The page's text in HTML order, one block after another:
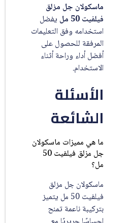
ماسكولان جل مزلق
يفضل
استخدامه وفق التعليمات
المرفقة للحصول على
أفضل أداء وراحة أثناء
الاستخدام.
الأسئلة
الشائعة
ما هي مميزات ماسكولان
جل مزلق فيلفيت 50
ماسكولان جل مزلق
فيلفيت 50 مل يتميز
بتركيبة ناعمة تمنح